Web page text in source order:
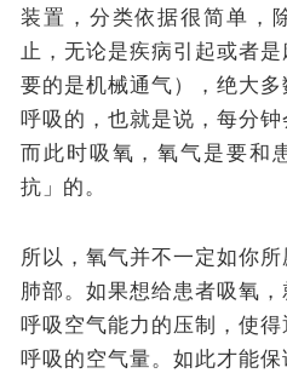
装置，分类依据很简单，
止，无论是疾病引起或者
要的是机械通气），绝大
呼吸的，也就是说，每分
而此时吸氧，氧气是要和
抗」的。
所以，氧气并不一定如你
肺部。如果想给患者吸氧
呼吸空气能力的压制，使
呼吸的空气量。如此才能